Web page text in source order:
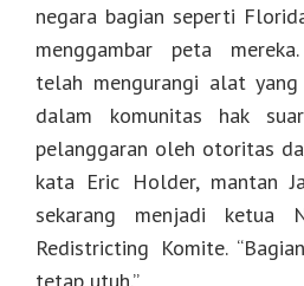
negara bagian seperti
menggambar peta
telah mengurangi alat yang
dalam komunitas hak
pelanggaran oleh otoritas
kata Eric Holder, mantan
sekarang menjadi ketua
Redistricting Komite.
tetap utuh.”